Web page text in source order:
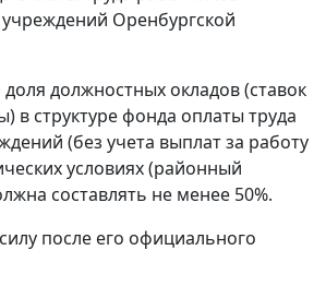
учреждений Оренбургской
должностных окладов (ставок
в структуре фонда оплаты труда
(без учета выплат за работу
условиях (районный
составлять не менее 50%.
после его официального